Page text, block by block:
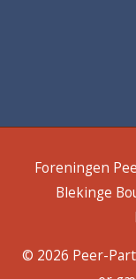
Foreningen
Blekinge
© 2026 Peer-